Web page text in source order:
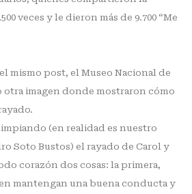
veces y le dieron más de 9.700 “Me
mismo post, el Museo Nacional de
otra imagen donde mostraron cómo
(en realidad es nuestro
Soto Bustos) el rayado de Carol y
corazón dos cosas: la primera,
mantengan una buena conducta y